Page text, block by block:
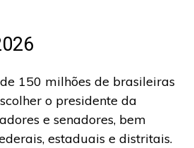
150 milhões de brasileiras
o presidente da
e senadores, bem
estaduais e distritais.